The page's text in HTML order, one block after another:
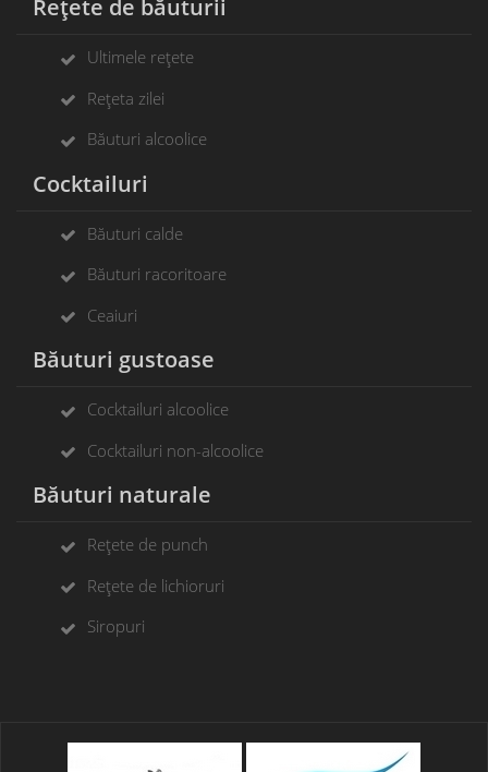
Rețete de băuturii
Ultimele rețete
Rețeta zilei
Băuturi alcoolice
Cocktailuri
Băuturi calde
Băuturi racoritoare
Ceaiuri
Băuturi gustoase
Cocktailuri alcoolice
Cocktailuri non-alcoolice
Băuturi naturale
Rețete de punch
Rețete de lichioruri
Siropuri